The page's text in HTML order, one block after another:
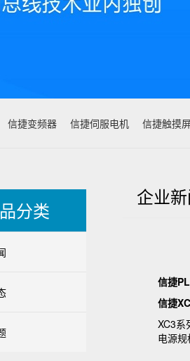
信捷变频器 信捷伺服电机 信捷触摸
分类
企业
信捷
信捷
XC3系
电源